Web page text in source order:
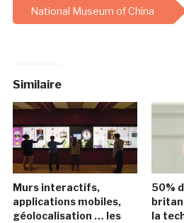
National Museum of China
Similaire
Murs interactifs,
applications mobiles,
géolocalisation … les
50%
la